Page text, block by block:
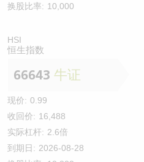
换股比率: 10,000
HSI
恒生指数
66643 牛证
现价: 0.99
收回价: 16,488
实际杠杆: 2.6倍
到期日: 2026-08-28